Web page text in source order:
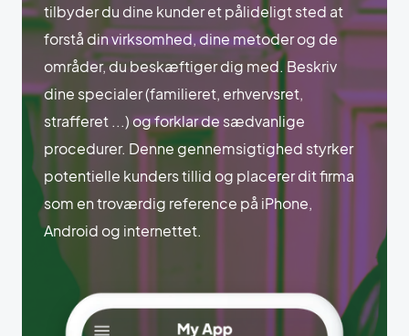
tilbyder du dine kunder et pålideligt sted at
forstå din virksomhed, dine metoder og de
områder, du beskæftiger dig med. Beskriv
dine specialer (familieret, erhvervsret,
strafferet ...) og forklar de sædvanlige
procedurer. Denne gennemsigtighed styrker
potentielle kunders tillid og placerer dit firma
som en troværdig reference på iPhone,
Android og internettet.